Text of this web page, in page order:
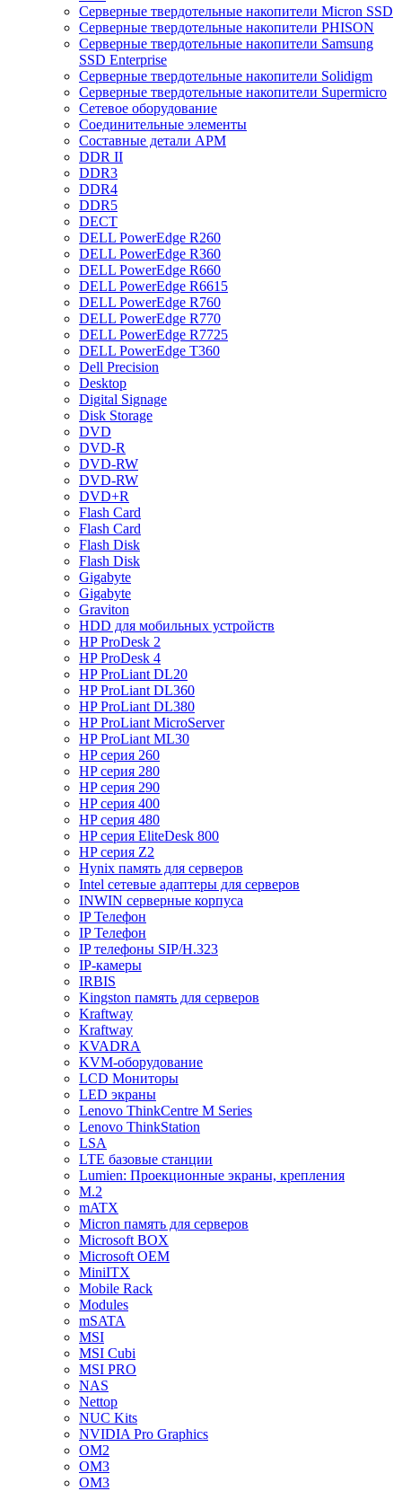
Cерверные твердотельные накопители Micron SSD
Cерверные твердотельные накопители PHISON
Cерверные твердотельные накопители Samsung
SSD Enterprise
Cерверные твердотельные накопители Solidigm
Cерверные твердотельные накопители Supermicro
Cетевое оборудование
Cоединительные элементы
Cоставные детали АРМ
DDR II
DDR3
DDR4
DDR5
DECT
DELL PowerEdge R260
DELL PowerEdge R360
DELL PowerEdge R660
DELL PowerEdge R6615
DELL PowerEdge R760
DELL PowerEdge R770
DELL PowerEdge R7725
DELL PowerEdge T360
Dell Precision
Desktop
Digital Signage
Disk Storage
DVD
DVD-R
DVD-RW
DVD-RW
DVD+R
Flash Card
Flash Card
Flash Disk
Flash Disk
Gigabyte
Gigabyte
Graviton
HDD для мобильных устройств
HP ProDesk 2
HP ProDesk 4
HP ProLiant DL20
HP ProLiant DL360
HP ProLiant DL380
HP ProLiant MicroServer
HP ProLiant ML30
HP серия 260
HP серия 280
HP серия 290
HP серия 400
HP серия 480
HP серия EliteDesk 800
HP серия Z2
Hynix память для серверов
Intel сетевые адаптеры для серверов
INWIN серверные корпуса
IP Телефон
IP Телефон
IP телефоны SIP/H.323
IP-камеры
IRBIS
Kingston память для серверов
Kraftway
Kraftway
KVADRA
KVM-оборудование
LCD Мониторы
LED экраны
Lenovo ThinkCentre M Series
Lenovo ThinkStation
LSA
LTE базовые станции
Lumien: Проекционные экраны, крепления
M.2
mATX
Micron память для серверов
Microsoft BOX
Microsoft OEM
MiniITX
Mobile Rack
Modules
mSATA
MSI
MSI Cubi
MSI PRO
NAS
Nettop
NUC Kits
NVIDIA Pro Graphics
OM2
OM3
OM3